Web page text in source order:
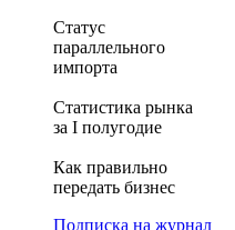
Статус
параллельного
импорта
Статистика рынка
за I полугодие
Как правильно
передать бизнес
Подписка на журнал